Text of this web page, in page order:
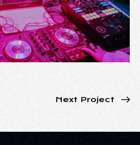
Next Project